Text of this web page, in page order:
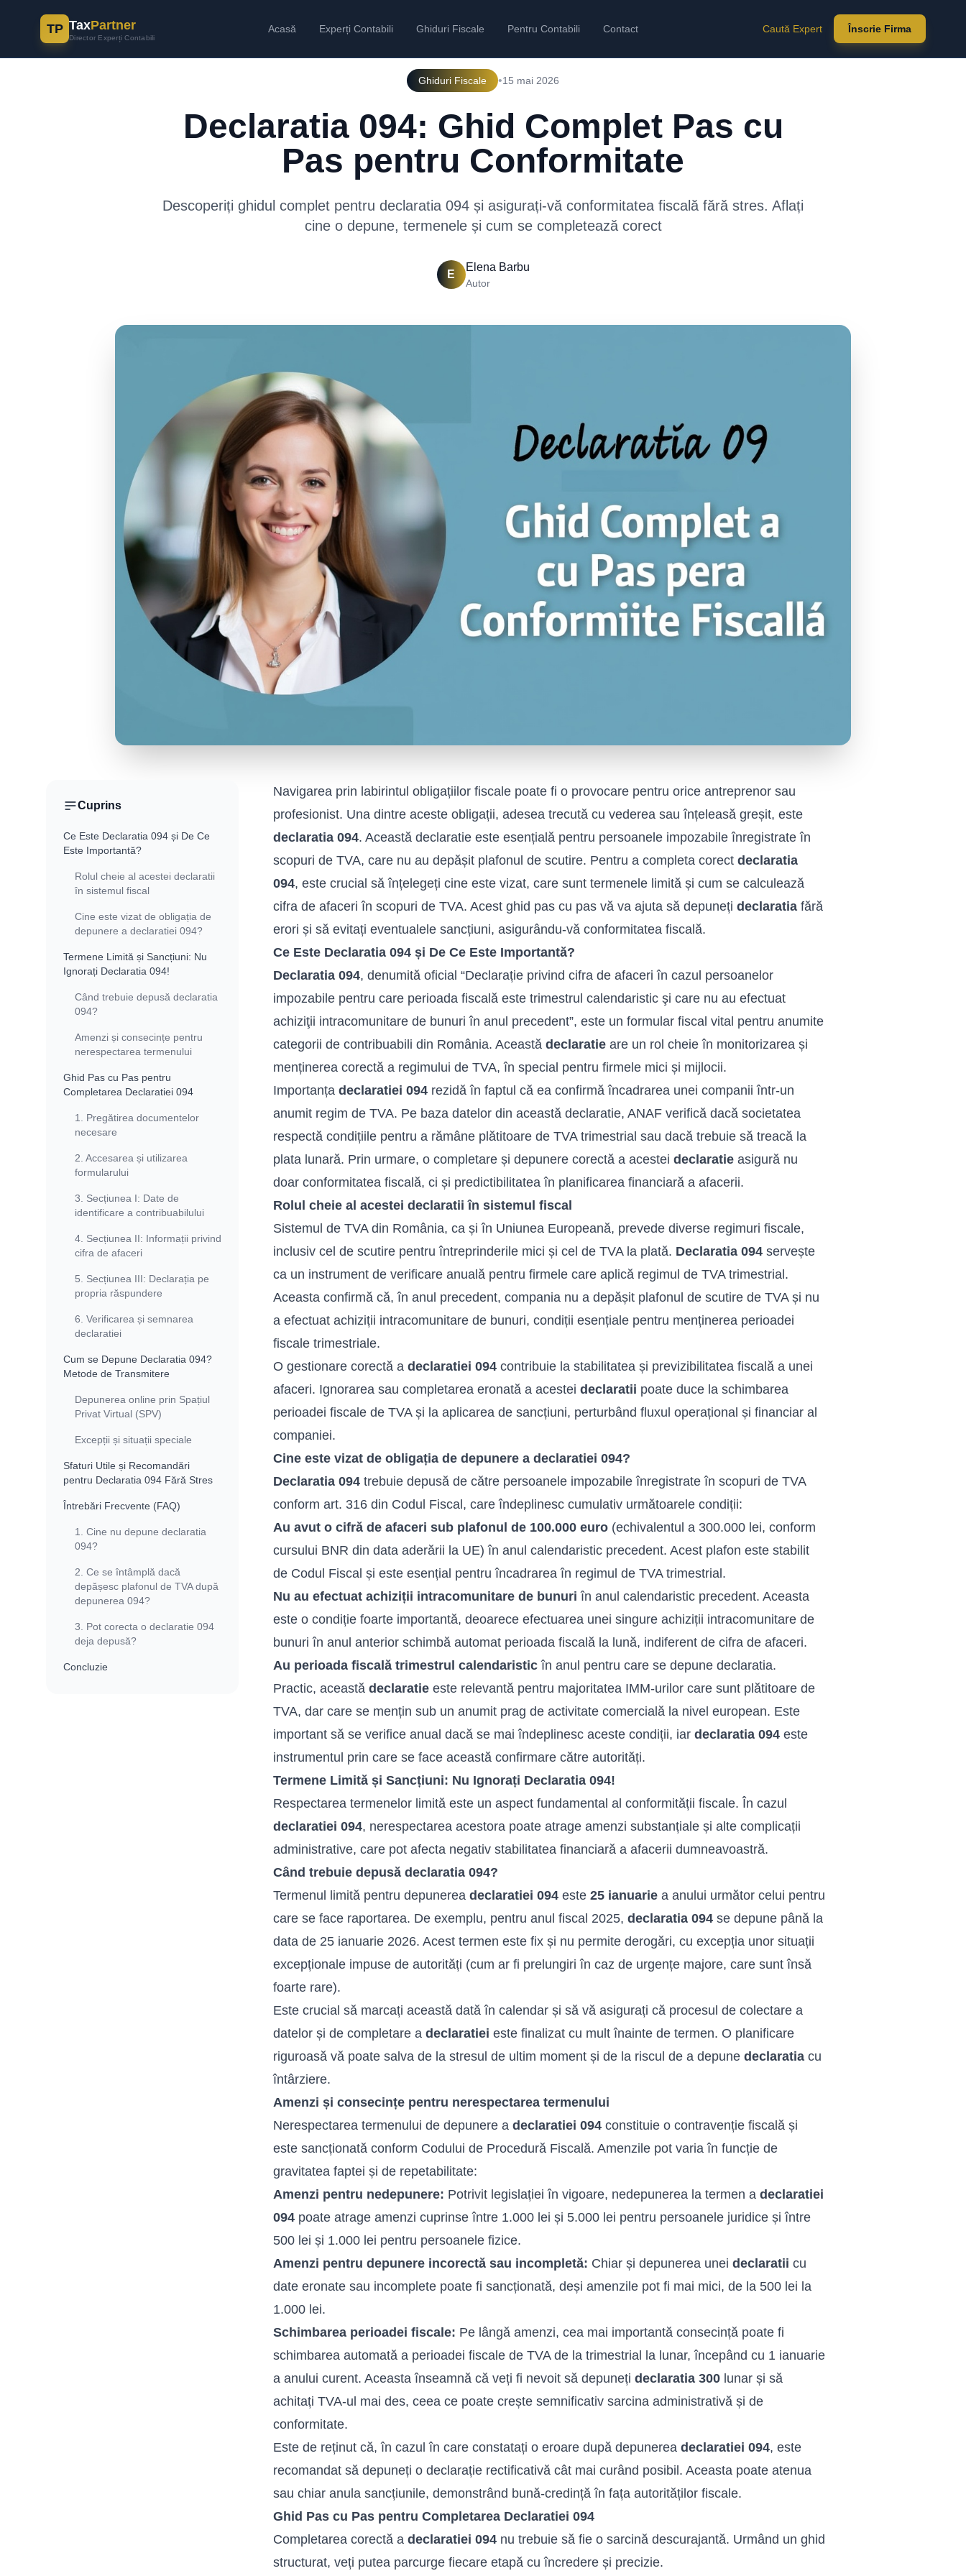
TP TaxPartner
Director Experți Contabili
Acasă Experți Contabili Ghiduri Fiscale Pentru Contabili Contact Caută Expert Înscrie Firma
Ghiduri Fiscale •15 mai 2026
Declaratia 094: Ghid Complet Pas cu
Pas pentru Conformitate
Descoperiți ghidul complet pentru declaratia 094 și asigurați-vă conformitatea fiscală fără stres. Aflați
cine o depune, termenele și cum se completează corect
E
Elena Barbu
Autor
Cuprins
Ce Este Declaratia 094 și De Ce
Este Importantă?
Rolul cheie al acestei declaratii
în sistemul fiscal
Cine este vizat de obligația de
depunere a declaratiei 094?
Termene Limită și Sancțiuni: Nu
Ignorați Declaratia 094!
Când trebuie depusă declaratia
094?
Amenzi și consecințe pentru
nerespectarea termenului
Ghid Pas cu Pas pentru
Completarea Declaratiei 094
1. Pregătirea documentelor
necesare
2. Accesarea și utilizarea
formularului
3. Secțiunea I: Date de
identificare a contribuabilului
4. Secțiunea II: Informații privind
cifra de afaceri
5. Secțiunea III: Declarația pe
propria răspundere
6. Verificarea și semnarea
declaratiei
Cum se Depune Declaratia 094?
Metode de Transmitere
Depunerea online prin Spațiul
Privat Virtual (SPV)
Excepții și situații speciale
Sfaturi Utile și Recomandări
pentru Declaratia 094 Fără Stres
Întrebări Frecvente (FAQ)
1. Cine nu depune declaratia
094?
2. Ce se întâmplă dacă
depășesc plafonul de TVA după
depunerea 094?
3. Pot corecta o declaratie 094
deja depusă?
Concluzie
Navigarea prin labirintul obligațiilor fiscale poate fi o provocare pentru orice antreprenor sau
profesionist. Una dintre aceste obligații, adesea trecută cu vederea sau înțeleasă greșit, este
declaratia 094. Această declaratie este esențială pentru persoanele impozabile înregistrate în
scopuri de TVA, care nu au depășit plafonul de scutire. Pentru a completa corect declaratia
094, este crucial să înțelegeți cine este vizat, care sunt termenele limită și cum se calculează
cifra de afaceri în scopuri de TVA. Acest ghid pas cu pasvă va ajuta să depuneți declaratiafără
erori și să evitați eventualele sancțiuni, asigurându-vă conformitatea fiscală.
Ce Este Declaratia 094 și De Ce Este Importantă?
Declaratia 094, denumită oficial “Declarație privind cifra de afaceri în cazul persoanelor
impozabile pentru care perioada fiscală este trimestrul calendaristic şi care nu au efectuat
achiziţii intracomunitare de bunuri în anul precedent”, este un formular fiscal vital pentru anumite
categorii de contribuabili din România. Această declaratieare un rol cheie în monitorizarea și
menținerea corectă a regimului de TVA, în special pentru firmele mici și mijlocii.
Importanța declaratiei 094rezidă în faptul că ea confirmă încadrarea unei companii într-un
anumit regim de TVA. Pe baza datelor din această declaratie, ANAF verifică dacă societatea
respectă condițiile pentru a rămâne plătitoare de TVA trimestrial sau dacă trebuie să treacă la
plata lunară. Prin urmare, o completare și depunere corectă a acestei declaratieasigură nu
doar conformitatea fiscală, ci și predictibilitatea în planificarea financiară a afacerii.
Rolul cheie al acestei declaratii în sistemul fiscal
Sistemul de TVA din România, ca și în Uniunea Europeană, prevede diverse regimuri fiscale,
inclusiv cel de scutire pentru întreprinderile mici și cel de TVA la plată. Declaratia 094servește
ca un instrument de verificare anuală pentru firmele care aplică regimul de TVA trimestrial.
Aceasta confirmă că, în anul precedent, compania nu a depășit plafonul de scutire de TVA și nu
a efectuat achiziții intracomunitare de bunuri, condiții esențiale pentru menținerea perioadei
fiscale trimestriale.
O gestionare corectă a declaratiei 094contribuie la stabilitatea și previzibilitatea fiscală a unei
afaceri. Ignorarea sau completarea eronată a acestei declaratii poate duce la schimbarea
perioadei fiscale de TVA și la aplicarea de sancțiuni, perturbând fluxul operațional și financiar al
companiei.
Cine este vizat de obligația de depunere a declaratiei 094?
Declaratia 094trebuie depusă de către persoanele impozabile înregistrate în scopuri de TVA
conform art. 316 din Codul Fiscal, care îndeplinesc cumulativ următoarele condiții:
Au avut o cifră de afaceri sub plafonul de 100.000 euro(echivalentul a 300.000 lei, conform
cursului BNR din data aderării la UE) în anul calendaristic precedent. Acest plafon este stabilit
de Codul Fiscal și este esențial pentru încadrarea în regimul de TVA trimestrial.
Nu au efectuat achiziții intracomunitare de bunuri în anul calendaristic precedent. Aceasta
este o condiție foarte importantă, deoarece efectuarea unei singure achiziții intracomunitare de
bunuri în anul anterior schimbă automat perioada fiscală la lună, indiferent de cifra de afaceri.
Au perioada fiscală trimestrul calendaristicîn anul pentru care se depune declaratia.
Practic, această declaratieeste relevantă pentru majoritatea IMM-urilor care sunt plătitoare de
TVA, dar care se mențin sub un anumit prag de activitate comercială la nivel european. Este
important să se verifice anual dacă se mai îndeplinesc aceste condiții, iar declaratia 094este
instrumentul prin care se face această confirmare către autorități.
Termene Limită și Sancțiuni: Nu Ignorați Declaratia 094!
Respectarea termenelor limită este un aspect fundamental al conformității fiscale. În cazul
declaratiei 094, nerespectarea acestora poate atrage amenzi substanțiale și alte complicații
administrative, care pot afecta negativ stabilitatea financiară a afacerii dumneavoastră.
Când trebuie depusă declaratia 094?
Termenul limită pentru depunerea declaratiei 094este 25 ianuariea anului următor celui pentru
care se face raportarea. De exemplu, pentru anul fiscal 2025, declaratia 094se depune până la
data de 25 ianuarie 2026. Acest termen este fix și nu permite derogări, cu excepția unor situații
excepționale impuse de autorități (cum ar fi prelungiri în caz de urgențe majore, care sunt însă
foarte rare).
Este crucial să marcați această dată în calendar și să vă asigurați că procesul de colectare a
datelor și de completare a declaratiei este finalizat cu mult înainte de termen. O planificare
riguroasă vă poate salva de la stresul de ultim moment și de la riscul de a depune declaratiacu
întârziere.
Amenzi și consecințe pentru nerespectarea termenului
Nerespectarea termenului de depunere a declaratiei 094constituie o contravenție fiscală și
este sancționată conform Codului de Procedură Fiscală. Amenzile pot varia în funcție de
gravitatea faptei și de repetabilitate:
Amenzi pentru nedepunere: Potrivit legislației în vigoare, nedepunerea la termen a declaratiei
094poate atrage amenzi cuprinse între 1.000 lei și 5.000 lei pentru persoanele juridice și între
500 lei și 1.000 lei pentru persoanele fizice.
Amenzi pentru depunere incorectă sau incompletă: Chiar și depunerea unei declaratii cu
date eronate sau incomplete poate fi sancționată, deși amenzile pot fi mai mici, de la 500 lei la
1.000 lei.
Schimbarea perioadei fiscale: Pe lângă amenzi, cea mai importantă consecință poate fi
schimbarea automată a perioadei fiscale de TVA de la trimestrial la lunar, începând cu 1 ianuarie
a anului curent. Aceasta înseamnă că veți fi nevoit să depuneți declaratia 300lunar și să
achitați TVA-ul mai des, ceea ce poate crește semnificativ sarcina administrativă și de
conformitate.
Este de reținut că, în cazul în care constatați o eroare după depunerea declaratiei 094, este
recomandat să depuneți o declarație rectificativă cât mai curând posibil. Aceasta poate atenua
sau chiar anula sancțiunile, demonstrând bună-credință în fața autorităților fiscale.
Ghid Pas cu Pas pentru Completarea Declaratiei 094
Completarea corectă a declaratiei 094nu trebuie să fie o sarcină descurajantă. Urmând un ghid
structurat, veți putea parcurge fiecare etapă cu încredere și precizie.